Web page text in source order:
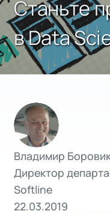
Станьте
в Data
Владимир
Директор
Softline
22.03.2019